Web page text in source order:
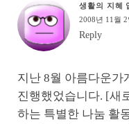
생활의 지혜
2008년 11월 2
Reply
지난 8월 아름다운가
진행했었습니다. [새
하는 특별한 나눔 활